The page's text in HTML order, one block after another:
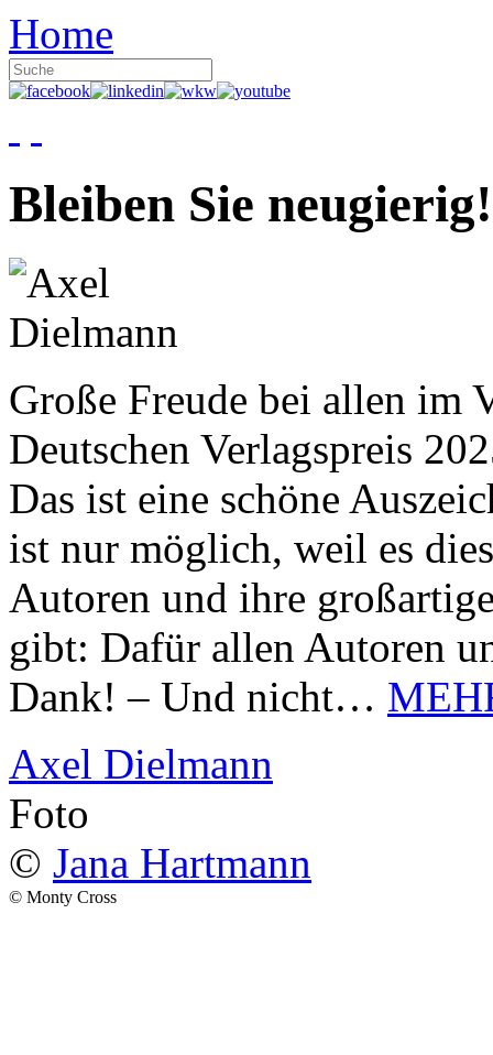
Home
Bleiben Sie neugierig!
Große Freude bei allen im
Deutschen Verlagspreis
Das ist eine schöne
ist nur möglich, weil es
Autoren und ihre
gibt: Dafür allen Autoren
Dank! – Und nicht…
Axel Dielmann
Foto
© Jana Hartmann
© Monty Cross